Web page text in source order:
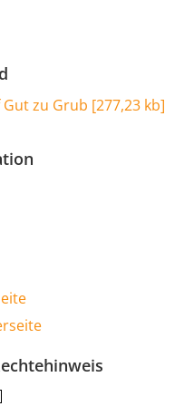
zu Grub [277,23 kb]